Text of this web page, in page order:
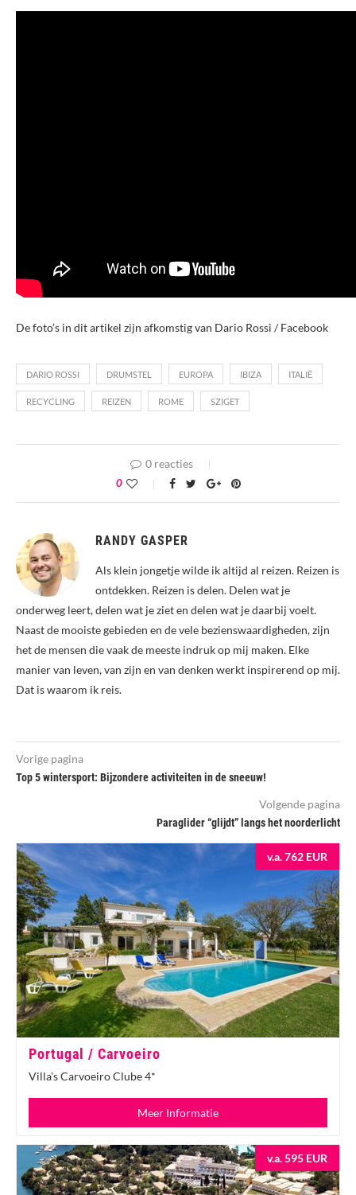
De foto’s in dit artikel zijn afkomstig van Dario Rossi / Facebook
DARIO ROSSI DRUMSTEL EUROPA IBIZA ITALIË
RECYCLING REIZEN ROME SZIGET
0 reacties
0
RANDY GASPER
Als klein jongetje wilde ik altijd al reizen. Reizen is
ontdekken. Reizen is delen. Delen wat je
onderweg leert, delen wat je ziet en delen wat je daarbij voelt.
Naast de mooiste gebieden en de vele bezienswaardigheden, zijn
het de mensen die vaak de meeste indruk op mij maken. Elke
manier van leven, van zijn en van denken werkt inspirerend op mij.
Dat is waarom ik reis.
Vorige pagina
Top 5 wintersport: Bijzondere activiteiten in de sneeuw!
Volgende pagina
Paraglider “glijdt” langs het noorderlicht
v.a. 762 EUR
Portugal / Carvoeiro
Villa's Carvoeiro Clube 4*
Meer Informatie
v.a. 595 EUR